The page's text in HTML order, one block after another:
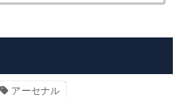
アーセナル